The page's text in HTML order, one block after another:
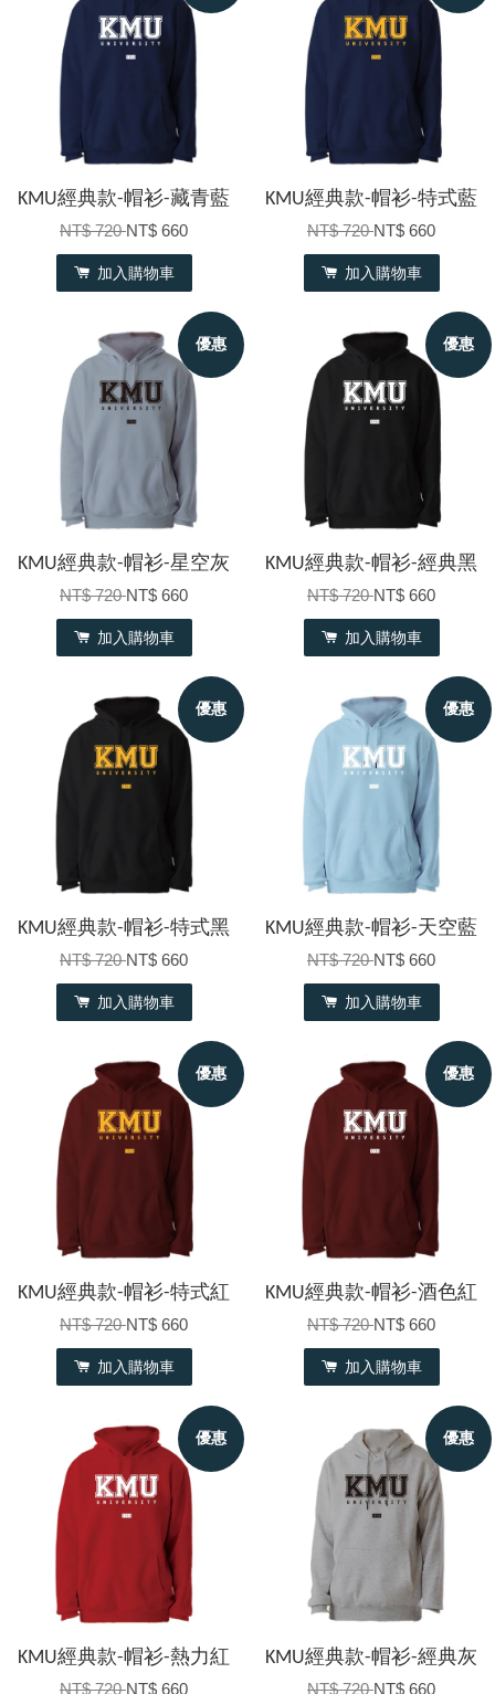
KMU經典款-帽衫-藏青藍
NT$ 720NT$ 660
加入購物車
KMU經典款-帽衫-特式藍
NT$ 720NT$ 660
加入購物車
優惠
KMU經典款-帽衫-星空灰
NT$ 720NT$ 660
加入購物車
優惠
KMU經典款-帽衫-經典黑
NT$ 720NT$ 660
加入購物車
優惠
KMU經典款-帽衫-特式黑
NT$ 720NT$ 660
加入購物車
優惠
KMU經典款-帽衫-天空藍
NT$ 720NT$ 660
加入購物車
優惠
KMU經典款-帽衫-特式紅
NT$ 720NT$ 660
加入購物車
優惠
KMU經典款-帽衫-酒色紅
NT$ 720NT$ 660
加入購物車
優惠
KMU經典款-帽衫-熱力紅
NT$ 720NT$ 660
優惠
KMU經典款-帽衫-經典灰
NT$ 720NT$ 660